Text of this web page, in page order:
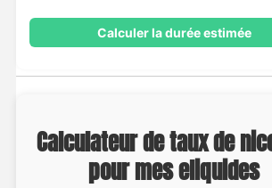
Calculer la durée estimée
Calculateur de taux de
pour mes eliquides